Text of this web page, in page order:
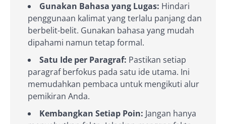
Gunakan Bahasa yang Lugas: Hindari
penggunaan kalimat yang terlalu panjang dan
berbelit-belit. Gunakan bahasa yang mudah
dipahami namun tetap formal.
Satu Ide per Paragraf: Pastikan setiap
paragraf berfokus pada satu ide utama. Ini
memudahkan pembaca untuk mengikuti alur
pemikiran Anda.
Kembangkan Setiap Poin: Jangan hanya